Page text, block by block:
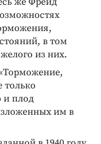
в том
из них.
только
и плод
им в